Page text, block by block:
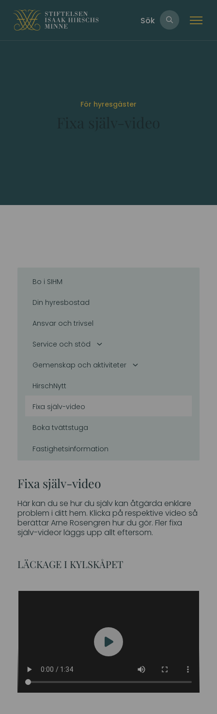
Sök
För hyresgäster
Bo i SIHM
Din hyresbostad
Ansvar och trivsel
Service och stöd
Gemenskap och aktiviteter
HirschNytt
Fixa själv-video
Boka tvättstuga
Fastighetsinformation
Fixa själv-video
Här kan du se hur du själv kan åtgärda enklare
problem i ditt hem. Klicka på respektive video så
berättar Arne Rosengren hur du gör. Fler fixa
själv-videor läggs upp allt eftersom.
LÄCKAGE I KYLSKÅPET